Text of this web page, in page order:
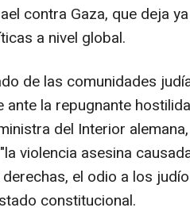
contra Gaza, que deja
a nivel global.
de las comunidades
ante la repugnante
del Interior
violencia asesina
el odio a los
constitucional.